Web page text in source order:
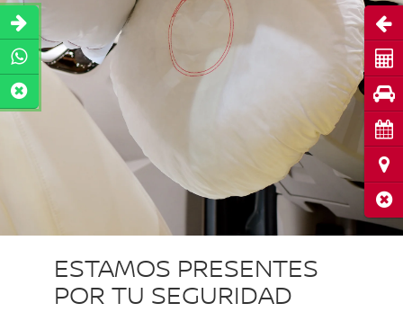
ESTAMOS PRESENTES
POR TU SEGURIDAD